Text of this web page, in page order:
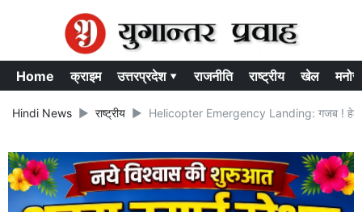
Home क्राइम उत्तरप्रदेश ▾ राजनीति राष्ट्रीय खेल
Hindi News राष्ट्रीय Helicopter Emergency Landing: गजब !